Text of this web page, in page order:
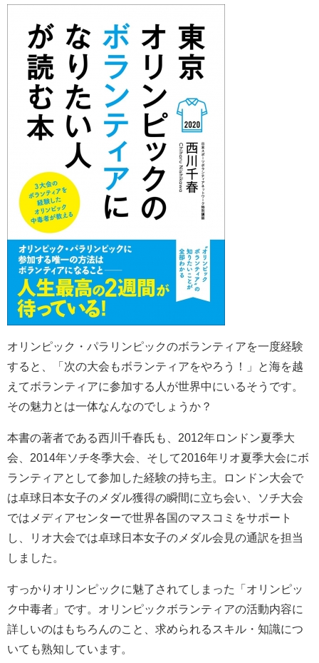
オリンピック・パラリンピックのボランティアを一度経験
すると、「次の大会もボランティアをやろう！」と海を越
えてボランティアに参加する人が世界中にいるそうです。
その魅力とは一体なんなのでしょうか？
本書の著者である西川千春氏も、2012年ロンドン夏季大
会、2014年ソチ冬季大会、そして2016年リオ夏季大会にボ
ランティアとして参加した経験の持ち主。ロンドン大会で
は卓球日本女子のメダル獲得の瞬間に立ち会い、ソチ大会
ではメディアセンターで世界各国のマスコミをサポート
し、リオ大会では卓球日本女子のメダル会見の通訳を担当
しました。
すっかりオリンピックに魅了されてしまった「オリンピッ
ク中毒者」です。オリンピックボランティアの活動内容に
詳しいのはもちろんのこと、求められるスキル・知識につ
いても熟知しています。